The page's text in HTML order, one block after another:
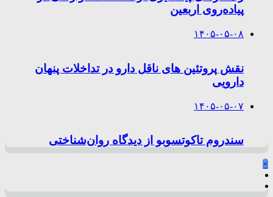
پیاده‌روی اربعین
۱۴۰۵-۰۵-۰۸
نقش پروتئین های ناقل دارو در تداخلات پنهان
دارویی
۱۴۰۵-۰۵-۰۷
سندروم تاکوتسوبو از دیدگاه روان‌شناختی
×